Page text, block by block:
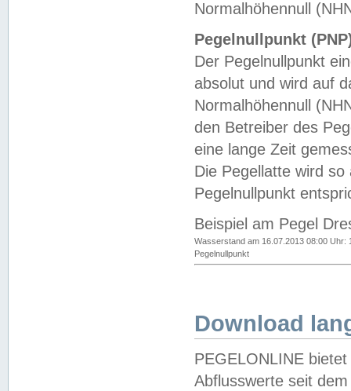
Normalhöhennull
Pegelnullpunkt
Der Pegelnullpunkt
absolut und wird auf
Normalhöhennull
den Betreiber des
eine lange Zeit
Die Pegellatte wird
Pegelnullpunkt
Beispiel am Pegel
Wasserstand am 16.07.2013 08:00 Uhr:
Pegelnullpunkt
Download
PEGELONLINE
Abflusswerte seit